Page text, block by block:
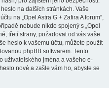
na dalších stránkách. Vaše
na „Opel Astra G + Zafira A forum“,
nebude nikdo spojený s „Opel
třetí strany, požadovat od vás vaše
heslo k vašemu účtu, můžete použít
phpBB softwarem. Tento
uživatelského jména a vašeho e-
nové a zašle vám ho, abyste se